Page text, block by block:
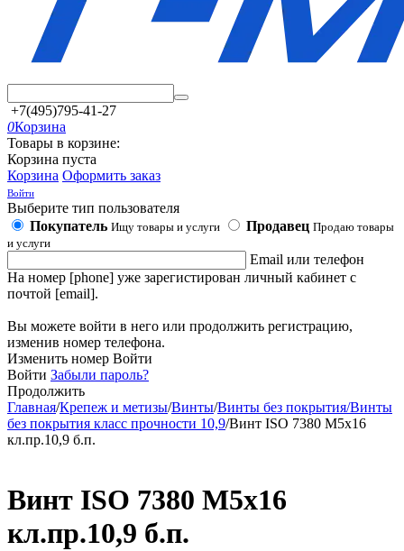
+7(495)795-41-27
0Корзина
Товары в корзине:
Корзина пуста
Корзина Оформить заказ
Войти
Выберите тип пользователя
Покупатель Ищу товары и услуги Продавец Продаю товары
и услуги
Email или телефон
На номер [phone] уже зарегистирован личный кабинет с
почтой [email].
Вы можете войти в него или продолжить регистрацию,
изменив номер телефона.
Изменить номер Войти
Войти Забыли пароль?
Продолжить
Главная/Крепеж и метизы/Винты/Винты без покрытия/Винты
без покрытия класс прочности 10,9/Винт ISO 7380 М5х16
кл.пр.10,9 б.п.
Винт ISO 7380 М5х16
кл.пр.10,9 б.п.